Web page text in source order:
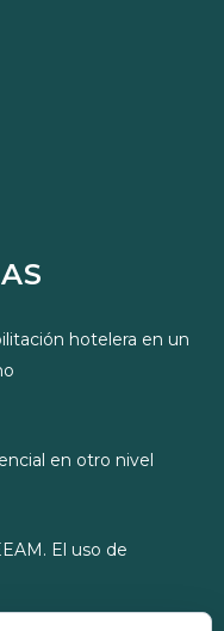
hotelera en un
en otro nivel
El uso de